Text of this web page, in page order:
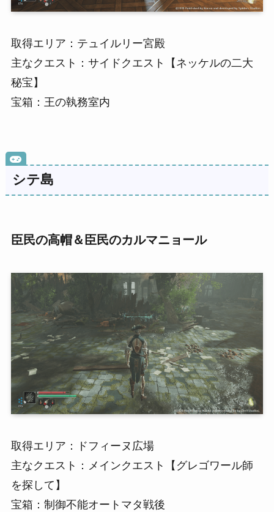
取得エリア：テュイルリー宮殿
主なクエスト：サイドクエスト【ネッケルの二大
秘宝】
宝箱：王の執務室内
シテ島
臣民の高帽＆臣民のカルマニョール
取得エリア：ドフィーヌ広場
主なクエスト：メインクエスト【グレゴワール師
を探して】
宝箱：制御不能オートマタ戦後